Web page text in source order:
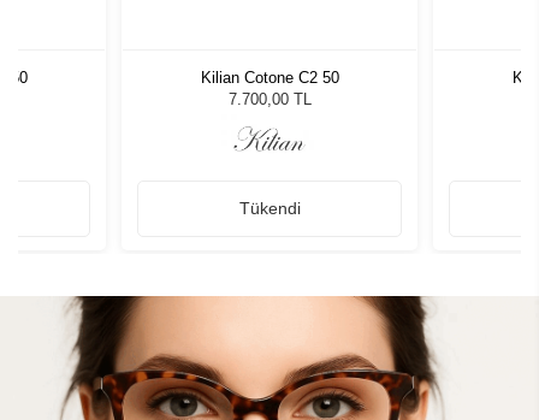
50
Kilian Cotone C2 50
7.700,00 TL
Tükendi